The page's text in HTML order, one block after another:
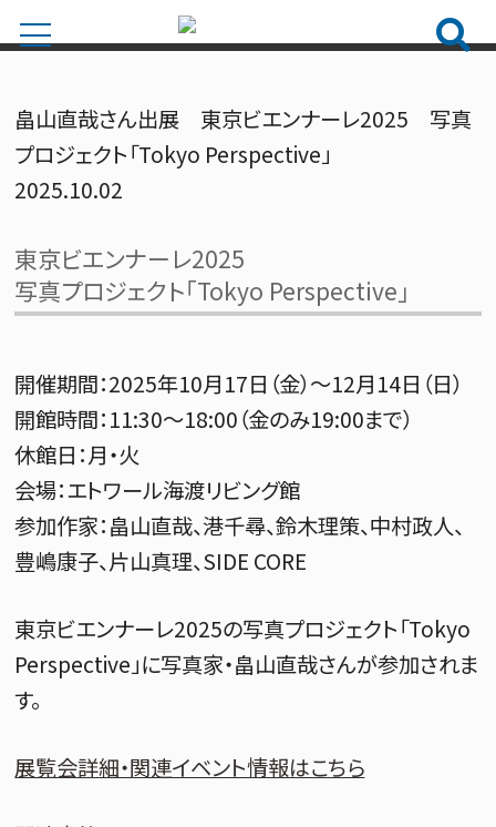
畠山直哉さん出展 東京ビエンナーレ2025 写真
プロジェクト「Tokyo Perspective」
2025.10.02
東京ビエンナーレ2025
写真プロジェクト「Tokyo Perspective」
開催期間：2025年10月17日（金）～12月14日（日）
開館時間：11:30～18:00（金のみ19:00まで）
休館日：月・火
会場：エトワール海渡リビング館
参加作家：畠山直哉、港千尋、鈴木理策、中村政人、
豊嶋康子、片山真理、SIDE CORE
東京ビエンナーレ2025の写真プロジェクト「Tokyo
Perspective」に写真家・畠山直哉さんが参加されま
す。
展覧会詳細・関連イベント情報はこちら